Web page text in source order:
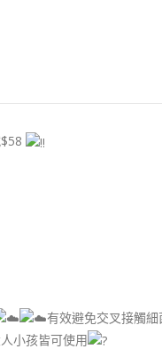
有效避免交叉接觸
小孩皆可使用